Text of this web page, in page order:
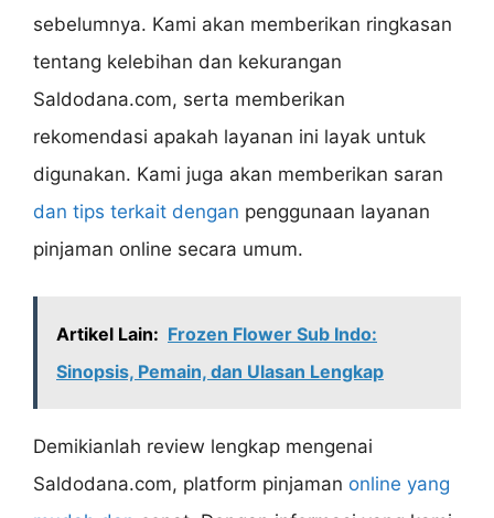
sebelumnya. Kami akan memberikan ringkasan
tentang kelebihan dan kekurangan
Saldodana.com, serta memberikan
rekomendasi apakah layanan ini layak untuk
digunakan. Kami juga akan memberikan saran
dan tips terkait dengan penggunaan layanan
pinjaman online secara umum.
Artikel Lain: Frozen Flower Sub Indo:
Sinopsis, Pemain, dan Ulasan Lengkap
Demikianlah review lengkap mengenai
Saldodana.com, platform pinjaman online yang